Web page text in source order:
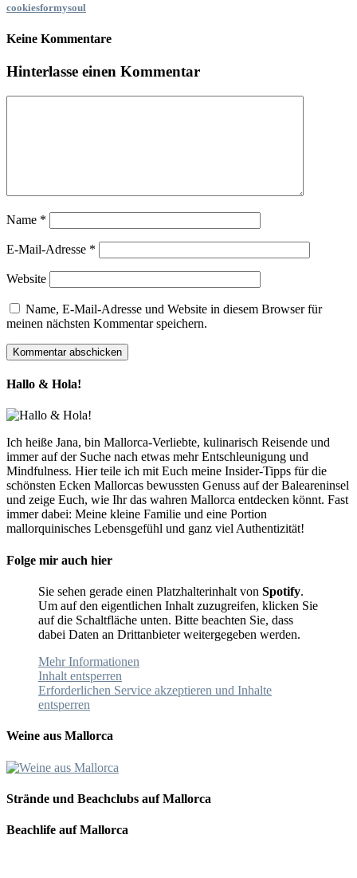
cookiesformysoul
Keine Kommentare
Hinterlasse einen Kommentar
Name *
E-Mail-Adresse *
Website
Name, E-Mail-Adresse und Website in diesem Browser für
meinen nächsten Kommentar speichern.
Hallo & Hola!
Ich heiße Jana, bin Mallorca-Verliebte, kulinarisch Reisende und
immer auf der Suche nach etwas mehr Entschleunigung und
Mindfulness. Hier teile ich mit Euch meine Insider-Tipps für die
schönsten Ecken Mallorcas bewussten Genuss auf der Baleareninsel
und zeige Euch, wie Ihr das wahren Mallorca entdecken könnt. Fast
immer dabei: Meine kleine Familie und eine Portion
mallorquinisches Lebensgefühl und ganz viel Authentizität!
Folge mir auch hier
Sie sehen gerade einen Platzhalterinhalt von Spotify.
Um auf den eigentlichen Inhalt zuzugreifen, klicken Sie
auf die Schaltfläche unten. Bitte beachten Sie, dass
dabei Daten an Drittanbieter weitergegeben werden.
Mehr Informationen
Inhalt entsperren
Erforderlichen Service akzeptieren und Inhalte
entsperren
Weine aus Mallorca
Strände und Beachclubs auf Mallorca
Beachlife auf Mallorca